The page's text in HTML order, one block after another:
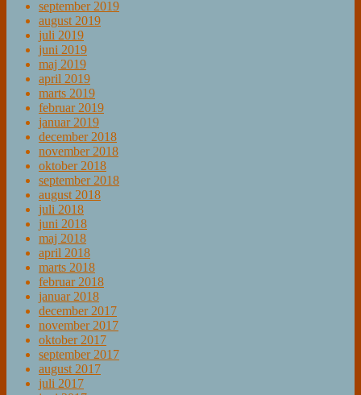
september 2019
august 2019
juli 2019
juni 2019
maj 2019
april 2019
marts 2019
februar 2019
januar 2019
december 2018
november 2018
oktober 2018
september 2018
august 2018
juli 2018
juni 2018
maj 2018
april 2018
marts 2018
februar 2018
januar 2018
december 2017
november 2017
oktober 2017
september 2017
august 2017
juli 2017